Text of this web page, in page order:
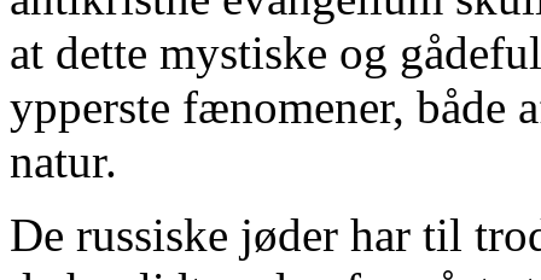
at dette mystiske og
ypperste fænomener, både
natur.
De russiske jøder har til